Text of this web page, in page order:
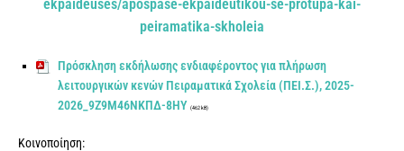
ekpaideuses/apospase-ekpaideutikou-se-protupa-kai-
peiramatika-skholeia
Πρόσκληση εκδήλωσης ενδιαφέροντος για πλήρωση
λειτουργικών κενών Πειραματικά Σχολεία (ΠΕΙ.Σ.), 2025-
2026_9Ζ9Μ46ΝΚΠΔ-8ΗΥ (462 kB)
Κοινοποίηση: